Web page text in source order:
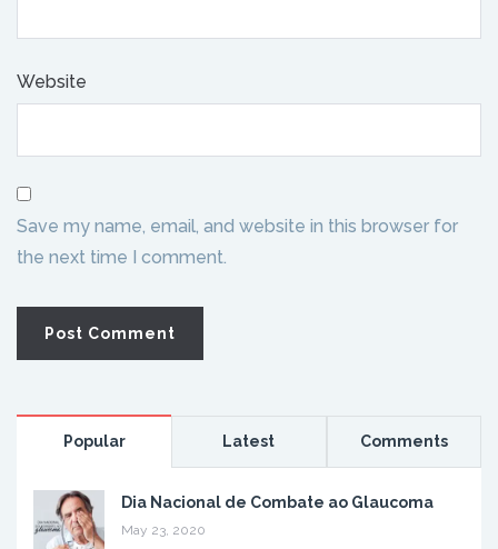
Website
Save my name, email, and website in this browser for
the next time I comment.
Popular Latest Comments
Dia Nacional de Combate ao Glaucoma
May 23, 2020